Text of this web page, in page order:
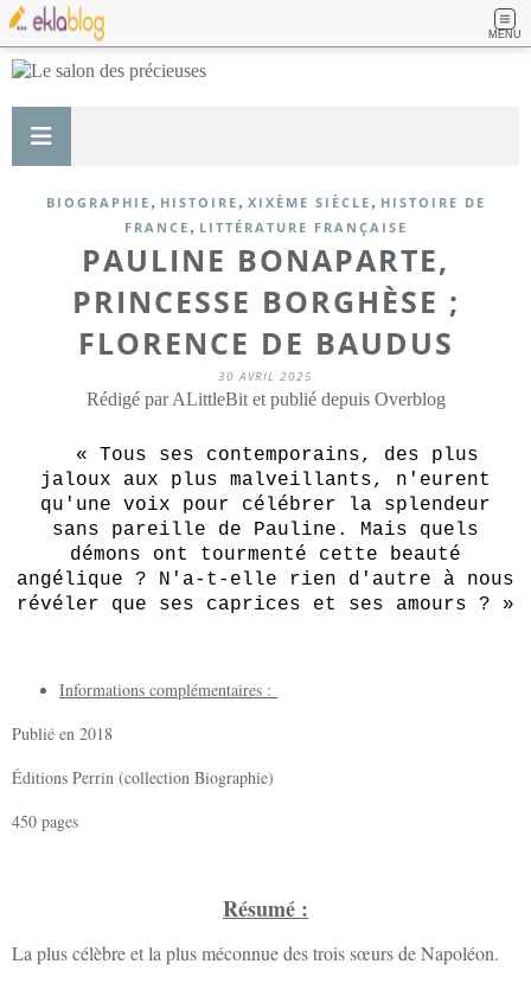
MENU
BIOGRAPHIE , HISTOIRE , XIXÈME SIÈCLE , HISTOIRE DE
FRANCE , LITTÉRATURE FRANÇAISE
PAULINE BONAPARTE,
PRINCESSE BORGHÈSE ;
FLORENCE DE BAUDUS
30 AVRIL 2025
Rédigé par ALittleBit et publié depuis Overblog
« Tous ses contemporains, des plus
jaloux aux plus malveillants, n'eurent
qu'une voix pour célébrer la splendeur
sans pareille de Pauline. Mais quels
démons ont tourmenté cette beauté
angélique ? N'a-t-elle rien d'autre à nous
révéler que ses caprices et ses amours ? »
Informations complémentaires :
Publié en 2018
Éditions Perrin (collection Biographie)
450 pages
Résumé :
La plus célèbre et la plus méconnue des trois sœurs de Napoléon.